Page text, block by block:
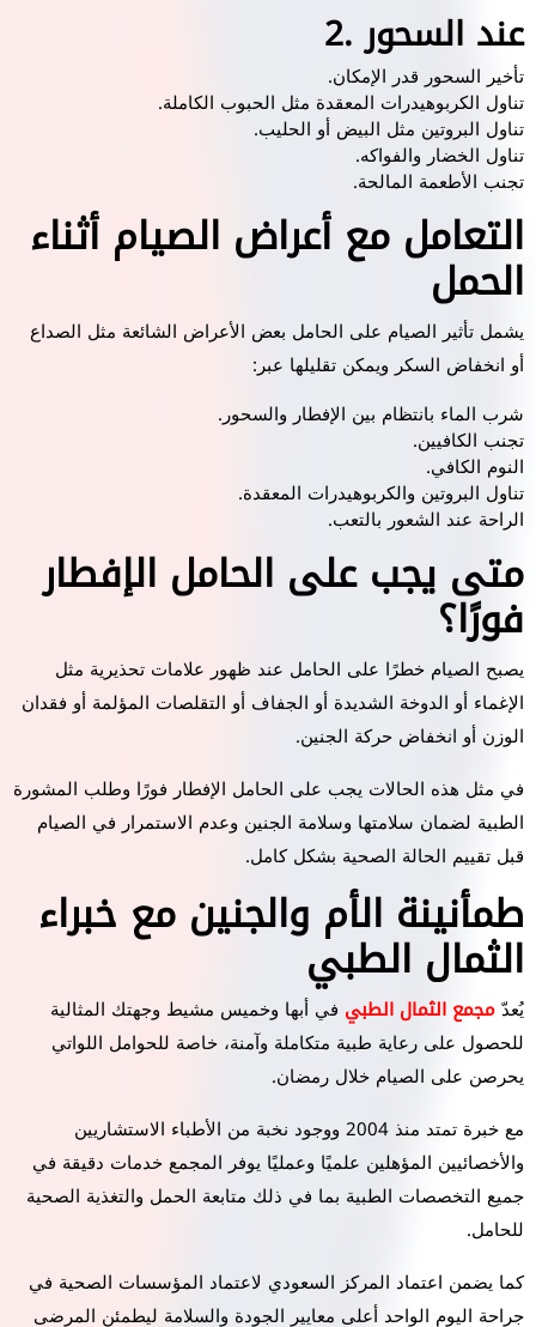
2. عند السحور
تأخير السحور قدر الإمكان.
تناول الكربوهيدرات المعقدة مثل الحبوب الكاملة.
تناول البروتين مثل البيض أو الحليب.
تناول الخضار والفواكه.
تجنب الأطعمة المالحة.
التعامل مع أعراض الصيام أثناء
الحمل
يشمل تأثير الصيام على الحامل بعض الأعراض الشائعة مثل الصداع
أو انخفاض السكر ويمكن تقليلها عبر:
شرب الماء بانتظام بين الإفطار والسحور.
تجنب الكافيين.
النوم الكافي.
تناول البروتين والكربوهيدرات المعقدة.
الراحة عند الشعور بالتعب.
متى يجب على الحامل الإفطار
فورًا؟
يصبح الصيام خطرًا على الحامل عند ظهور علامات تحذيرية مثل
الإغماء أو الدوخة الشديدة أو الجفاف أو التقلصات المؤلمة أو فقدان
الوزن أو انخفاض حركة الجنين.
في مثل هذه الحالات يجب على الحامل الإفطار فورًا وطلب المشورة
الطبية لضمان سلامتها وسلامة الجنين وعدم الاستمرار في الصيام
قبل تقييم الحالة الصحية بشكل كامل.
طمأنينة الأم والجنين مع خبراء
الثمال الطبي
يُعدّمجمع الثمال الطبي في أبها وخميس مشيط وجهتك المثالية
للحصول على رعاية طبية متكاملة وآمنة، خاصة للحوامل اللواتي
يحرصن على الصيام خلال رمضان.
مع خبرة تمتد منذ 2004 ووجود نخبة من الأطباء الاستشاريين
والأخصائيين المؤهلين علميًا وعمليًا يوفر المجمع خدمات دقيقة في
جميع التخصصات الطبية بما في ذلك متابعة الحمل والتغذية الصحية
للحامل.
كما يضمن اعتماد المركز السعودي لاعتماد المؤسسات الصحية في
جراحة اليوم الواحد أعلى معايير الجودة والسلامة ليطمئن المرضى